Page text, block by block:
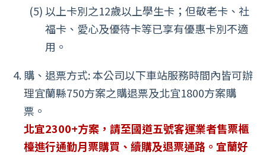
以上卡別之12歲以上學生卡；但敬老卡、社
福卡、愛心及優待卡等已享有優惠卡別不適
用。
購、退票方式: 本公司以下車站服務時間內皆可辦
理宜蘭縣750方案之購退票及北宜1800方案購
票。
北宜2300+方案，請至國道五號客運業者售票櫃
檯進行通勤月票購買、續購及退票通路。宜蘭好